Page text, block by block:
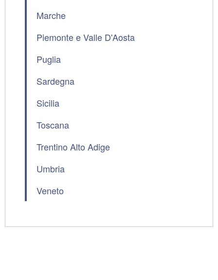
Marche
Piemonte e Valle D'Aosta
Puglia
Sardegna
Sicilia
Toscana
Trentino Alto Adige
Umbria
Veneto